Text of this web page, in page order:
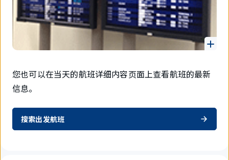
您也可以在当天的航班详细内容页面上查看航班的最新
信息。
搜索出发航班